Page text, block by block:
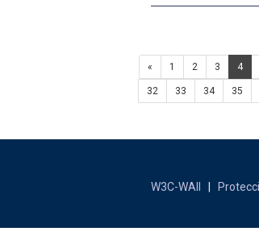
« 1 2 3 4
32 33 34 35
W3C-WAII